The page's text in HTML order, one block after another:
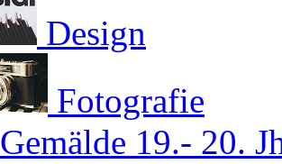
Design
Fotografie
Gemälde 19.- 20.